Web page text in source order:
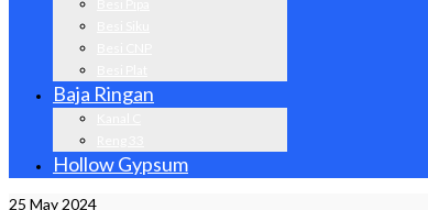
Baja Ringan
Hollow Gypsum
25 May 2024